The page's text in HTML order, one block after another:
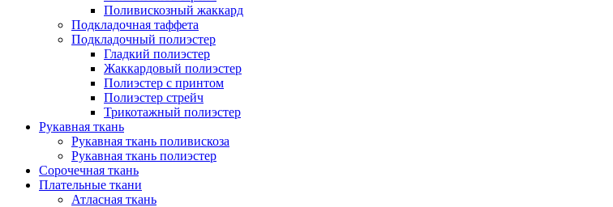
Поливискозный жаккард
Подкладочная таффета
Подкладочный полиэстер
Гладкий полиэстер
Жаккардовый полиэстер
Полиэстер с принтом
Полиэстер стрейч
Трикотажный полиэстер
Рукавная ткань
Рукавная ткань поливискоза
Рукавная ткань полиэстер
Сорочечная ткань
Плательные ткани
Атласная ткань